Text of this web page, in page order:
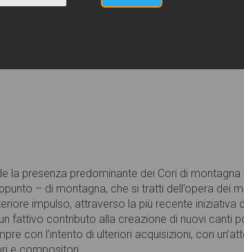
la presenza predominante dei Cori di montagna
– di montagna, che si tratti dell’opera dei
impulso, attraverso la più recente iniziativa
fattivo contributo alla creazione di nuovi canti
con l’intento di ulteriori acquisizioni, con
e compositori.